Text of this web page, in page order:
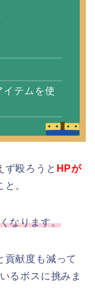
テムを使
ず殴ろうと HPが
と。
なります。
貢献度も減って
るボスに挑みま